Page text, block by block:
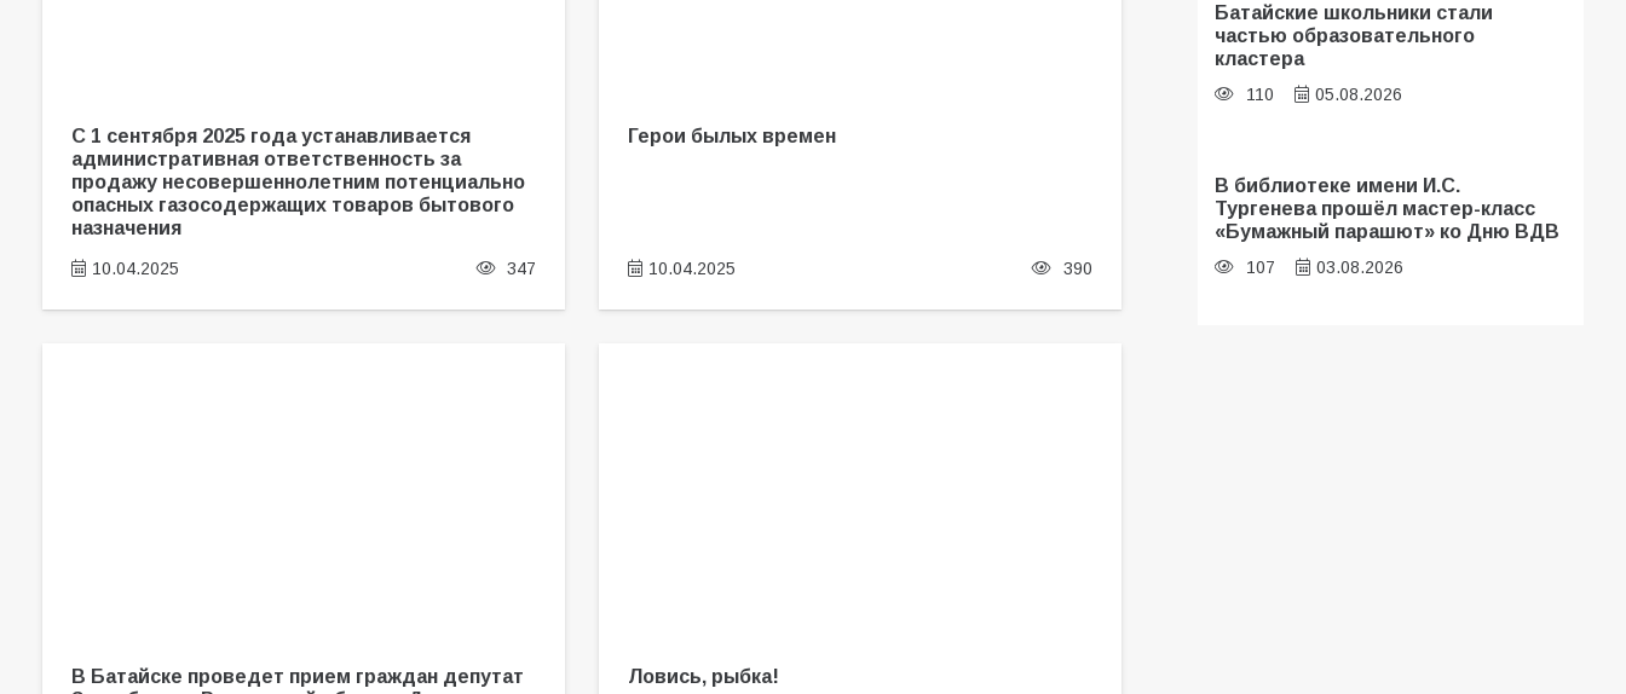
С 1 сентября 2025 года устанавливается
административная ответственность за
продажу несовершеннолетним потенциально
опасных газосодержащих товаров бытового
назначения
10.04.2025 347
Герои былых времен
10.04.2025 390
В Батайске проведет прием граждан депутат
Ловись, рыбка!
Батайские школьники стали
частью образовательного
кластера
110 05.08.2026
В библиотеке имени И.С.
Тургенева прошёл мастер-класс
«Бумажный парашют» ко Дню ВДВ
107 03.08.2026